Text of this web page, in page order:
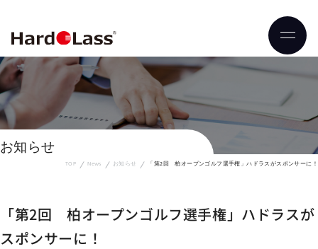
お知らせ
TOP News お知らせ 「第2回 柏オープンゴルフ選手権」ハドラスがスポンサーに！
「第2回 柏オープンゴルフ選手権」ハドラスが
スポンサーに！